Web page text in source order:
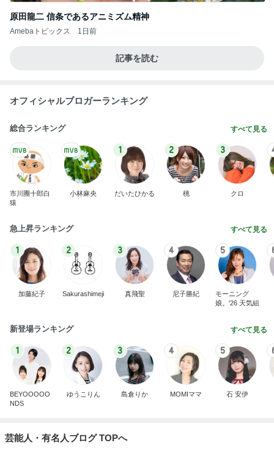
原田龍二 信条であるアニミズム精神
Amebaトピックス 1日前
記事を読む
オフィシャルブロガーランキング
総合ランキング すべて見る
市川團十郎白
猿
小林麻央
1
だいたひかる
2
桃
3
クロ
急上昇ランキング すべて見る
1
加藤紀子
2
Sakurashimeji
3
真飛聖
4
尼子勝紀
5
モーニング
娘。'26 天気組
新登場ランキング すべて見る
1
BEYOOOOO
NDS
2
ゆうこりん
3
島倉りか
4
MOMIママ
5
石 安伊
芸能人・有名人ブログ TOPへ